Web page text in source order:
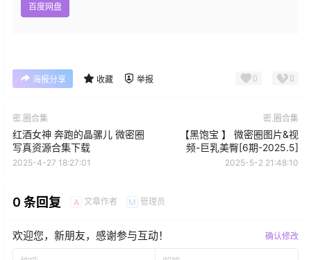
百度网盘
海报分享 收藏 举报 0 0
密.圈合集
红酒女神 奔跑的晶骡儿 微密圈
写真资源合集下载
2025-4-27 18:27:01
密.圈合集
【黑饱宝 】 微密圈图片&视
频-巨乳美臀[6期-2025.5]
2025-5-2 21:48:10
0 条回复 A 文章作者 M 管理员
欢迎您，新朋友，感谢参与互动！ 确认修改